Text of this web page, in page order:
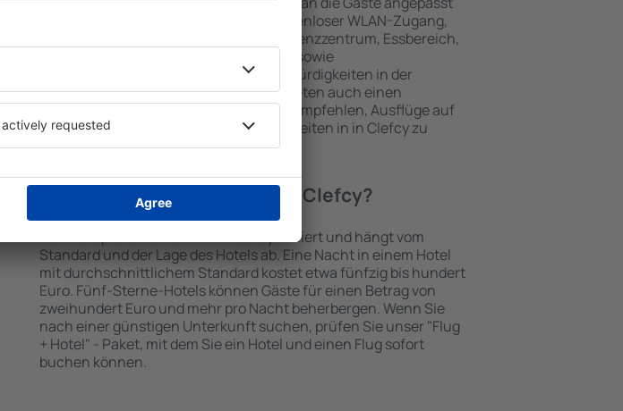
sind . Zu den beliebtesten gehören kostenloser WLAN-Zugang,
SPA-Zone, Bar / Safe im Zimmer, Konferenzzentrum, Essbereich,
Kinderspielecke, kostenlose Parkplätze sowie
Informationsbroschüren über Sehenswürdigkeiten in der
Umgebung. Einige der Einrichtungen bieten auch einen
Transport vom/zum Flughafen an oder empfehlen, Ausflüge auf
den Spuren der größten Sehenswürdigkeiten in in Clefcy zu
unternehmen.
Wie viel kostet ein Hotel in in Clefcy?
Der Preis pro Unterkunft in in Clefcy variiert und hängt vom
Standard und der Lage des Hotels ab. Eine Nacht in einem Hotel
mit durchschnittlichem Standard kostet etwa fünfzig bis hundert
Euro. Fünf-Sterne-Hotels können Gäste für einen Betrag von
zweihundert Euro und mehr pro Nacht beherbergen. Wenn Sie
nach einer günstigen Unterkunft suchen, prüfen Sie unser "Flug
+ Hotel" - Paket, mit dem Sie ein Hotel und einen Flug sofort
buchen können.